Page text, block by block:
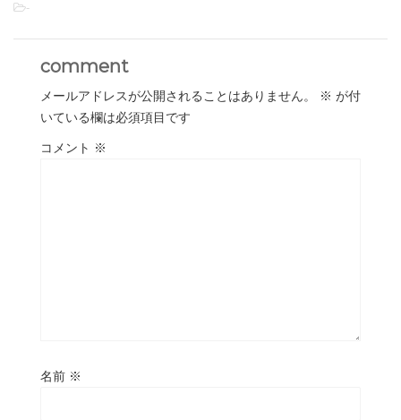
-
comment
メールアドレスが公開されることはありません。 ※ が付
いている欄は必須項目です
コメント ※
名前 ※